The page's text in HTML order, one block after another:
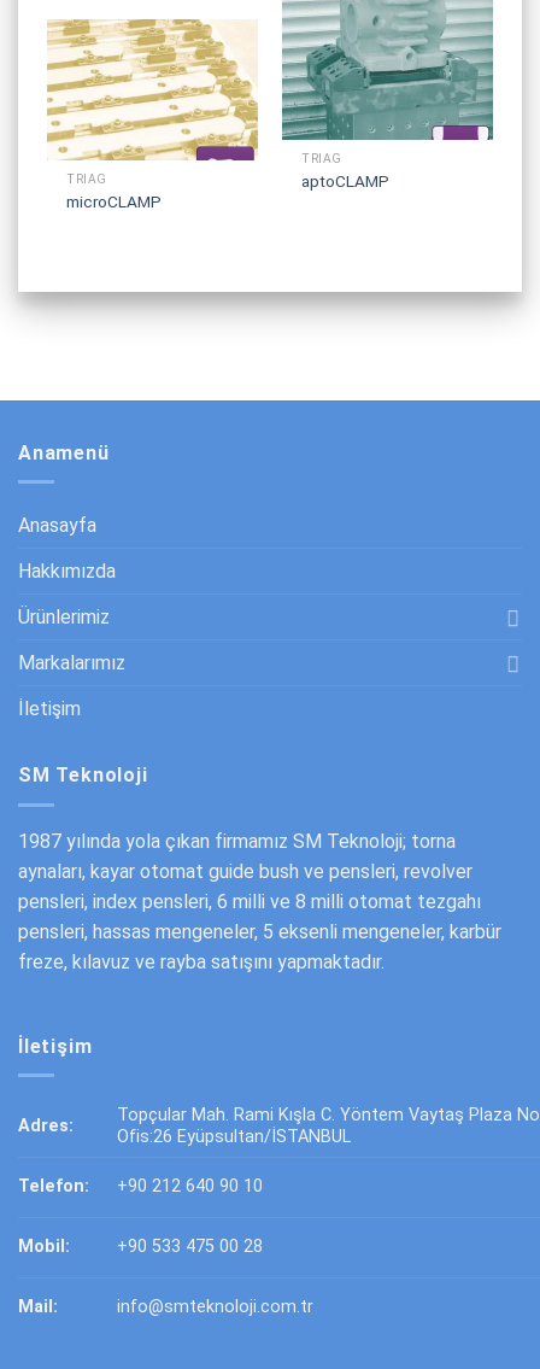
TRIAG
aptoCLAMP
TRIAG
microCLAMP
Anamenü
Anasayfa
Hakkımızda
Ürünlerimiz
Markalarımız
İletişim
SM Teknoloji
1987 yılında yola çıkan firmamız SM Teknoloji; torna
aynaları, kayar otomat guide bush ve pensleri, revolver
pensleri, index pensleri, 6 milli ve 8 milli otomat tezgahı
pensleri, hassas mengeneler, 5 eksenli mengeneler, karbür
freze, kılavuz ve rayba satışını yapmaktadır.
İletişim
Adres:
Topçular Mah. Rami Kışla C. Yöntem Vaytaş Plaza
Ofis:26 Eyüpsultan/İSTANBUL
Telefon: +90 212 640 90 10
Mobil: +90 533 475 00 28
Mail: info@smteknoloji.com.tr